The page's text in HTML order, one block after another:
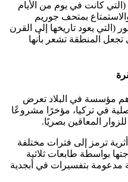
(التي كانت في يوم من الأيام
20000 نسمة). والاستمتاع بمتحف جوريم
(التي يعود تاريخها إلى القرن
المنطقة تشعر بأنها
مؤسسة في البلاد تعرض
في تركيا، مؤخرًا مشروعًا
المعاقين بصريًا.
المقلدة لـ 22 قطعة أثرية ترمز إلى فترات مختلفة
بواسطة طابعات ثلاثية
مدعومة بتفسيرات في أبجدية